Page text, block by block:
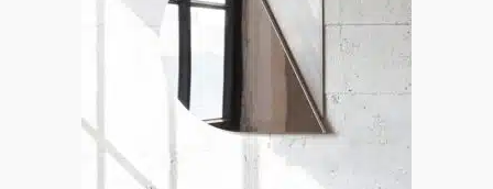
optie
kan
gekozen
worden
de
productpagina